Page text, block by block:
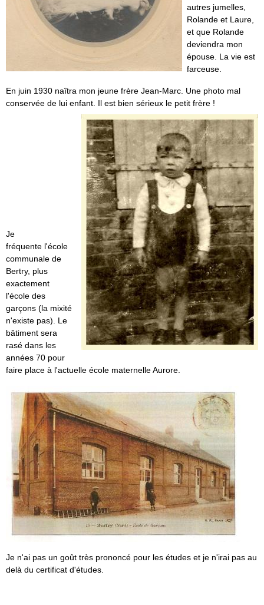
autres jumelles,
Rolande et Laure,
et que Rolande
deviendra mon
épouse. La vie est
farceuse.
En juin 1930 naîtra mon jeune frère Jean-Marc. Une photo mal
conservée de lui enfant. Il est bien sérieux le petit frère !
Je
fréquente l'école
communale de
Bertry, plus
exactement
l'école des
garçons (la mixité
n'existe pas). Le
bâtiment sera
rasé dans les
années 70 pour
faire place à l'actuelle école maternelle Aurore.
Je n'ai pas un goût très prononcé pour les études et je n'irai pas au
delà du certificat d'études.